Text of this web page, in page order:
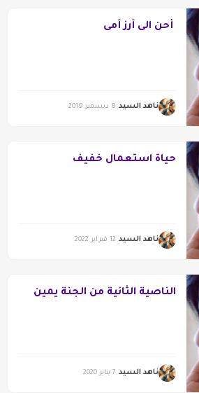
أحن الى أرز أمى
ناهد السيد 8 ديسمبر 2019
حياة استعمال خفيف
ناهد السيد 12 فبراير 2022
الناصية الثانية من الجنة يمين
ناهد السيد 7 يناير 2020